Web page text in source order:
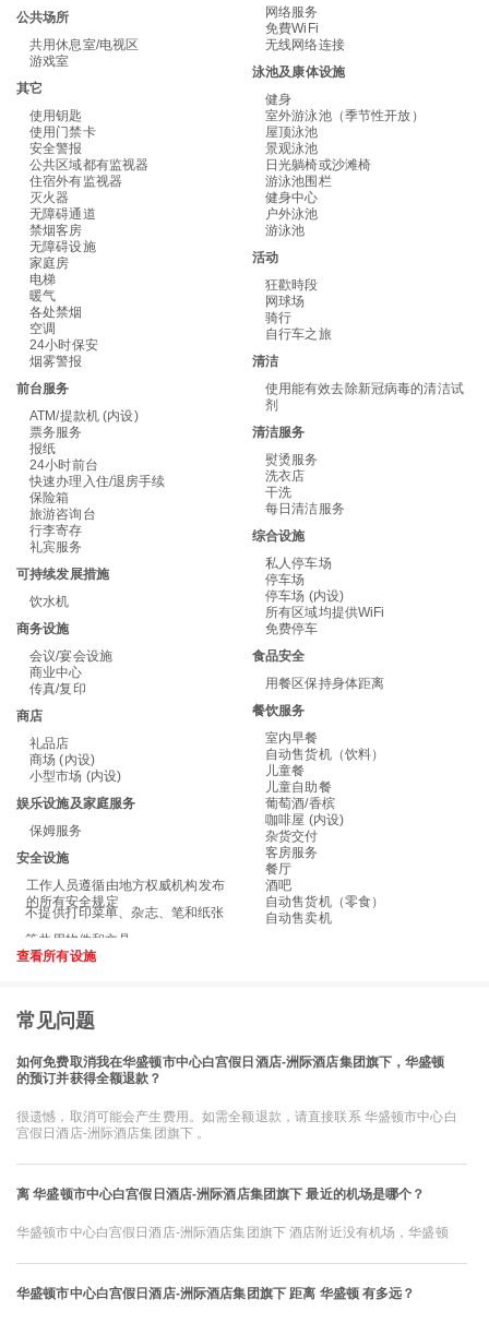
公共场所
共用休息室/电视区
游戏室
其它
使用钥匙
使用门禁卡
安全警报
公共区域都有监视器
住宿外有监视器
灭火器
无障碍通道
禁烟客房
无障碍设施
家庭房
电梯
暖气
各处禁烟
空调
24小时保安
烟雾警报
前台服务
ATM/提款机 (内设)
票务服务
报纸
24小时前台
快速办理入住/退房手续
保险箱
旅游咨询台
行李寄存
礼宾服务
可持续发展措施
饮水机
商务设施
会议/宴会设施
商业中心
传真/复印
商店
礼品店
商场 (內设)
小型市场 (内设)
娱乐设施及家庭服务
保姆服务
安全设施
工作人员遵循由地方权威机构发布
的所有安全规定
不提供打印菜单、杂志、笔和纸张
网络服务
免費WiFi
无线网络连接
泳池及康体设施
健身
室外游泳池（季节性开放）
屋顶泳池
景观泳池
日光躺椅或沙滩椅
游泳池围栏
健身中心
户外泳池
游泳池
活动
狂歡時段
网球场
骑行
自行车之旅
清洁
使用能有效去除新冠病毒的清洁试
剂
清洁服务
熨烫服务
洗衣店
干洗
每日清洁服务
综合设施
私人停车场
停车场
停车场 (内设)
所有区域均提供WiFi
免费停车
食品安全
用餐区保持身体距离
餐饮服务
室内早餐
自动售货机（饮料）
儿童餐
儿童自助餐
葡萄酒/香槟
咖啡屋 (内设)
杂货交付
客房服务
餐厅
酒吧
自动售货机（零食）
自动售卖机
查看所有设施
常见问题
如何免费取消我在华盛顿市中心白宫假日酒店-洲际酒店集团旗下，华盛顿
的预订并获得全额退款？
很遗憾，取消可能会产生费用。如需全额退款，请直接联系 华盛顿市中心白
宫假日酒店-洲际酒店集团旗下 。
离 华盛顿市中心白宫假日酒店-洲际酒店集团旗下 最近的机场是哪个？
华盛顿市中心白宫假日酒店-洲际酒店集团旗下 酒店附近没有机场，华盛顿
华盛顿市中心白宫假日酒店-洲际酒店集团旗下 距离 华盛顿 有多远？